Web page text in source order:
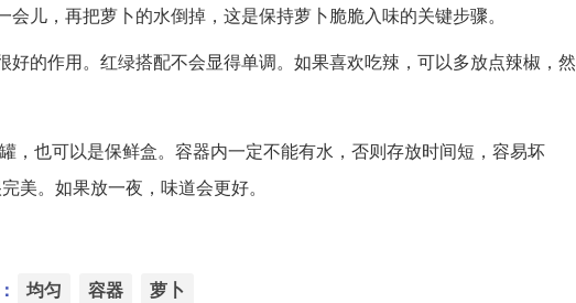
儿，再把萝卜的水倒掉，这是保持萝卜脆脆入味的关键步骤。
的作用。红绿搭配不会显得单调。如果喜欢吃辣，可以多放点辣椒，然
，也可以是保鲜盒。容器内一定不能有水，否则存放时间短，容易坏
美。如果放一夜，味道会更好。
均匀 容器 萝卜